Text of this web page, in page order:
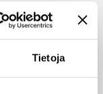
Tietoja
7–22
7–22